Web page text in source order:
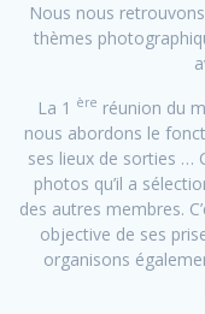
Nous nous
thèmes
La 1 ère réunion du
nous abordons le
ses lieux de sorties …
photos qu’il a
des autres membres.
objective de ses
organisons